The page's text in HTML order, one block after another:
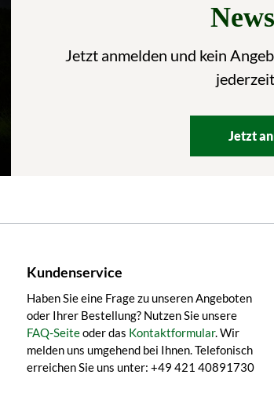
Jetzt anmelden und kein
Jetzt
Kundenservice
Haben Sie eine Frage zu unseren Angeboten
oder Ihrer Bestellung? Nutzen Sie unsere
FAQ-Seiteoder das Kontaktformular. Wir
melden uns umgehend bei Ihnen. Telefonisch
erreichen Sie uns unter: +49 421 40891730